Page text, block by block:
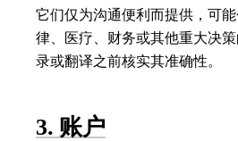
它们仅为沟通便利而提供，可
律、医疗、财务或其他重大决
录或翻译之前核实其准确性。
3. 账户